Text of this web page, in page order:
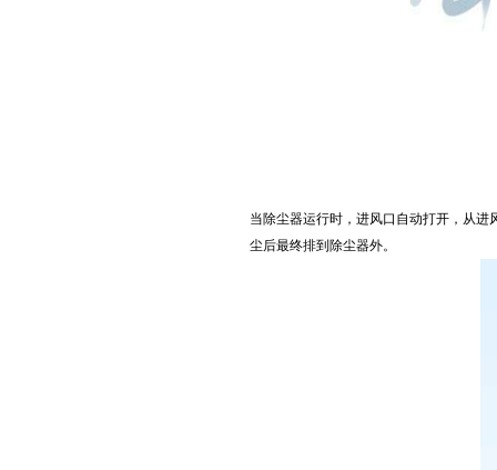
当除尘器运行时，进风口自动打开，从
尘后最终排到除尘器外。